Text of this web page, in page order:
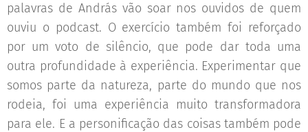
palavras de András vão soar nos ouvidos de quem
ouviu o podcast. O exercício também foi reforçado
por um voto de silêncio, que pode dar toda uma
outra profundidade à experiência. Experimentar que
somos parte da natureza, parte do mundo que nos
rodeia, foi uma experiência muito transformadora
para ele. E a personificação das coisas também pode